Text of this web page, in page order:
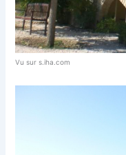
Vu sur s.iha.com